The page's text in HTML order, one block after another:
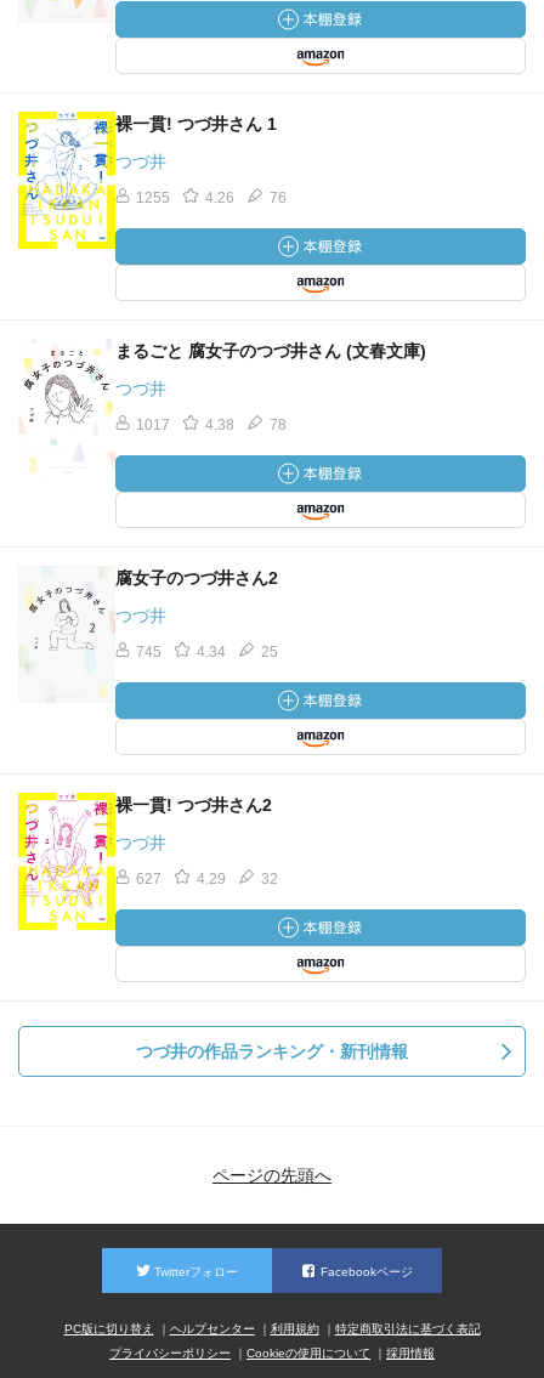
裸一貫! つづ井さん 1
つづ井
1255 4.26 76
まるごと 腐女子のつづ井さん (文春文庫)
つづ井
1017 4.38 78
腐女子のつづ井さん2
つづ井
745 4.34 25
裸一貫! つづ井さん2
つづ井
627 4.29 32
つづ井の作品ランキング・新刊情報
ページの先頭へ
Twitterフォロー Facebookページ
PC版に切り替え ヘルプセンター 利用規約
特定商取引法に基づく表記
プライバシーポリシー
Cookieの使用について 採用情報